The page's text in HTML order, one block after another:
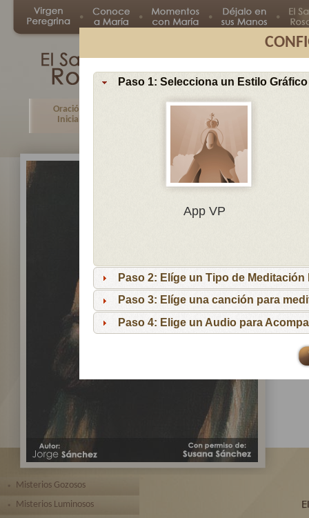
Paso 1: Selecciona un Estilo Gráfico
App VP
Paso 2: Elíge un Tipo de Meditación
Paso 3: Elíge una canción para
Paso 4: Elige un Audio para
Oración
Inicial
Misterio
Misterios Gozosos
Misterios Luminosos